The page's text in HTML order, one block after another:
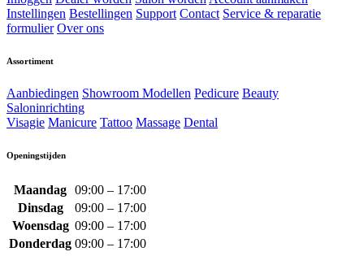
Instellingen Bestellingen Support Contact Service & reparatie
formulier Over ons
Assortiment
Aanbiedingen Showroom Modellen Pedicure Beauty
Saloninrichting
Visagie Manicure Tattoo Massage Dental
Openingstijden
Maandag 09:00 – 17:00
Dinsdag
09:00 – 17:00
Woensdag 09:00 – 17:00
Donderdag 09:00 – 17:00